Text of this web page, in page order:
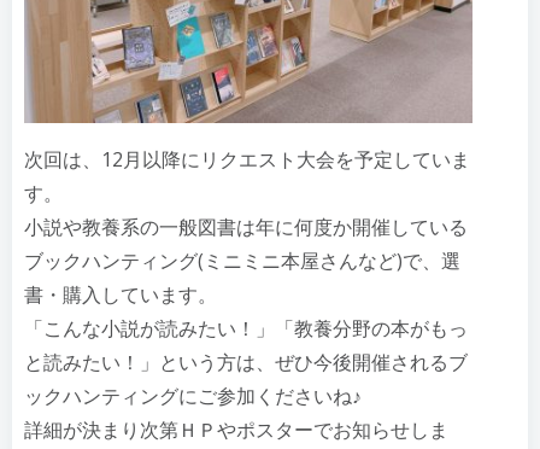
次回は、12月以降にリクエスト大会を予定していま
す。
小説や教養系の一般図書は年に何度か開催している
ブックハンティング(ミニミニ本屋さんなど)で、選
書・購入しています。
「こんな小説が読みたい！」「教養分野の本がもっ
と読みたい！」という方は、ぜひ今後開催されるブ
ックハンティングにご参加くださいね♪
詳細が決まり次第ＨＰやポスターでお知らせしま